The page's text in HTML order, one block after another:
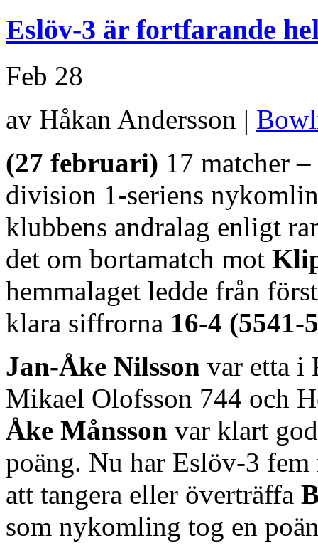
Eslöv-3 är fortfarande
Feb 28
av Håkan Andersson |
(27 februari) 17 matcher
division 1-seriens
klubbens andralag enligt
det om bortamatch mot
hemmalaget ledde från
klara siffrorna 16-4 (5541-
Jan-Åke Nilsson var etta i
Mikael Olofsson 744 och
Åke Månsson var klart
poäng. Nu har Eslöv-3
att tangera eller överträffa
som nykomling tog en